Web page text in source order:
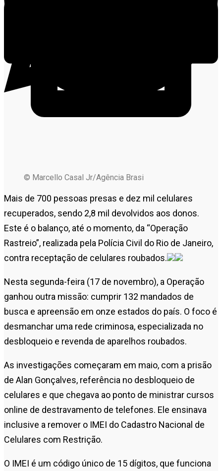
© Marcello Casal Jr/Agência Brasi
Mais de 700 pessoas presas e dez mil celulares
recuperados, sendo 2,8 mil devolvidos aos donos.
Este é o balanço, até o momento, da “Operação
Rastreio”, realizada pela Polícia Civil do Rio de Janeiro,
contra receptação de celulares roubados.
Nesta segunda-feira (17 de novembro), a Operação
ganhou outra missão: cumprir 132 mandados de
busca e apreensão em onze estados do país. O foco é
desmanchar uma rede criminosa, especializada no
desbloqueio e revenda de aparelhos roubados.
As investigações começaram em maio, com a prisão
de Alan Gonçalves, referência no desbloqueio de
celulares e que chegava ao ponto de ministrar cursos
online de destravamento de telefones. Ele ensinava
inclusive a remover o IMEI do Cadastro Nacional de
Celulares com Restrição.
O IMEI é um código único de 15 dígitos, que funciona